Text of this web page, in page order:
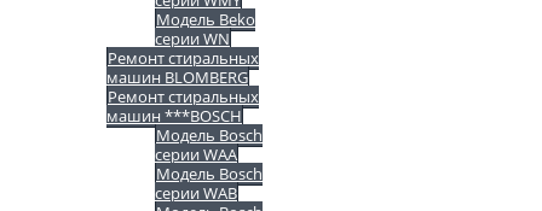
Модель Beko
серии WN
Ремонт стиральных
машин BLOMBERG
Ремонт стиральных
машин ***BOSCH
Модель Bosch
серии WAA
Модель Bosch
серии WAB